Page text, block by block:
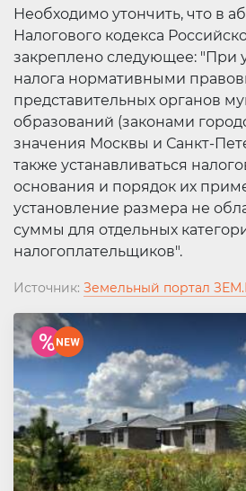
Необходимо утончить, что в
Налогового кодекса
закреплено следующее: "При
налога нормативными
представительных органов
образований (законами
значения Москвы и Санкт-
также устанавливаться
основания и порядок их
установление размера не
суммы для отдельных
налогоплательщиков".
Источник: Земельный портал